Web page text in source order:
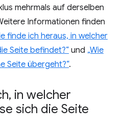
mehrmals auf derselben
Informationen finden
finde ich heraus, in welcher
Seite befindet?“ und „Wie
Seite übergeht?“.
, in welcher
sich die Seite